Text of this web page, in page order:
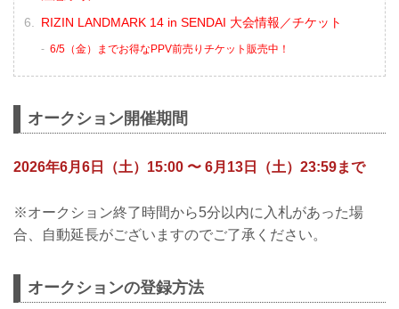
RIZIN LANDMARK 14 in SENDAI 大会情報／チケット
6/5（金）までお得なPPV前売りチケット販売中！
オークション開催期間
2026年6月6日（土）15:00 〜 6月13日（土）23:59まで
※オークション終了時間から5分以内に入札があった場
合、自動延長がございますのでご了承ください。
オークションの登録方法